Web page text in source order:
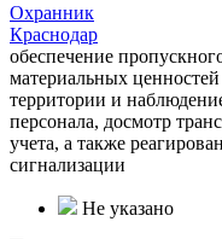
Охранник
Краснодар
обеспечение
материальных
территории и
персонала, досмотр
учета, а также
сигнализации
Не указано